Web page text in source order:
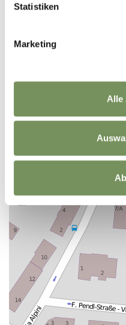
Statistiken
Marketing
Alle